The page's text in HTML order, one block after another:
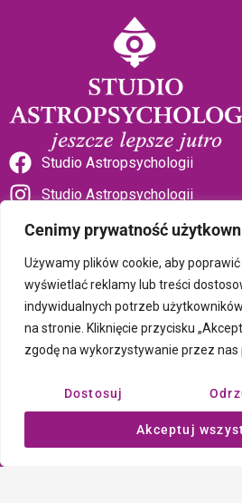
Cenimy prywatność
Używamy plików cookie, aby
wyświetlać reklamy lub treści
indywidualnych potrzeb
na stronie. Kliknięcie przycisku
zgodę na wykorzystywanie przez nas
Dostosuj
Akceptuj
Studio Astropsychologii
Studio Astropsychologii
Sklep Talizman
Polityka prywatności i
Wszystkie treści umieszczone na tej